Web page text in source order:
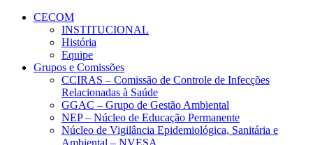
Conteúdo principal
CECOM
INSTITUCIONAL
História
Equipe
Grupos e Comissões
CCIRAS – Comissão de Controle de Infecções
Relacionadas à Saúde
GGAC – Grupo de Gestão Ambiental
NEP – Núcleo de Educação Permanente
Núcleo de Vigilância Epidemiológica, Sanitária e
Ambiental – NVESA